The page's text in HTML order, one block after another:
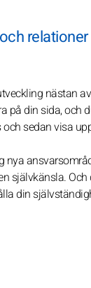
relationer
nästan
på din sida,
sedan visa
självkänsla.
din